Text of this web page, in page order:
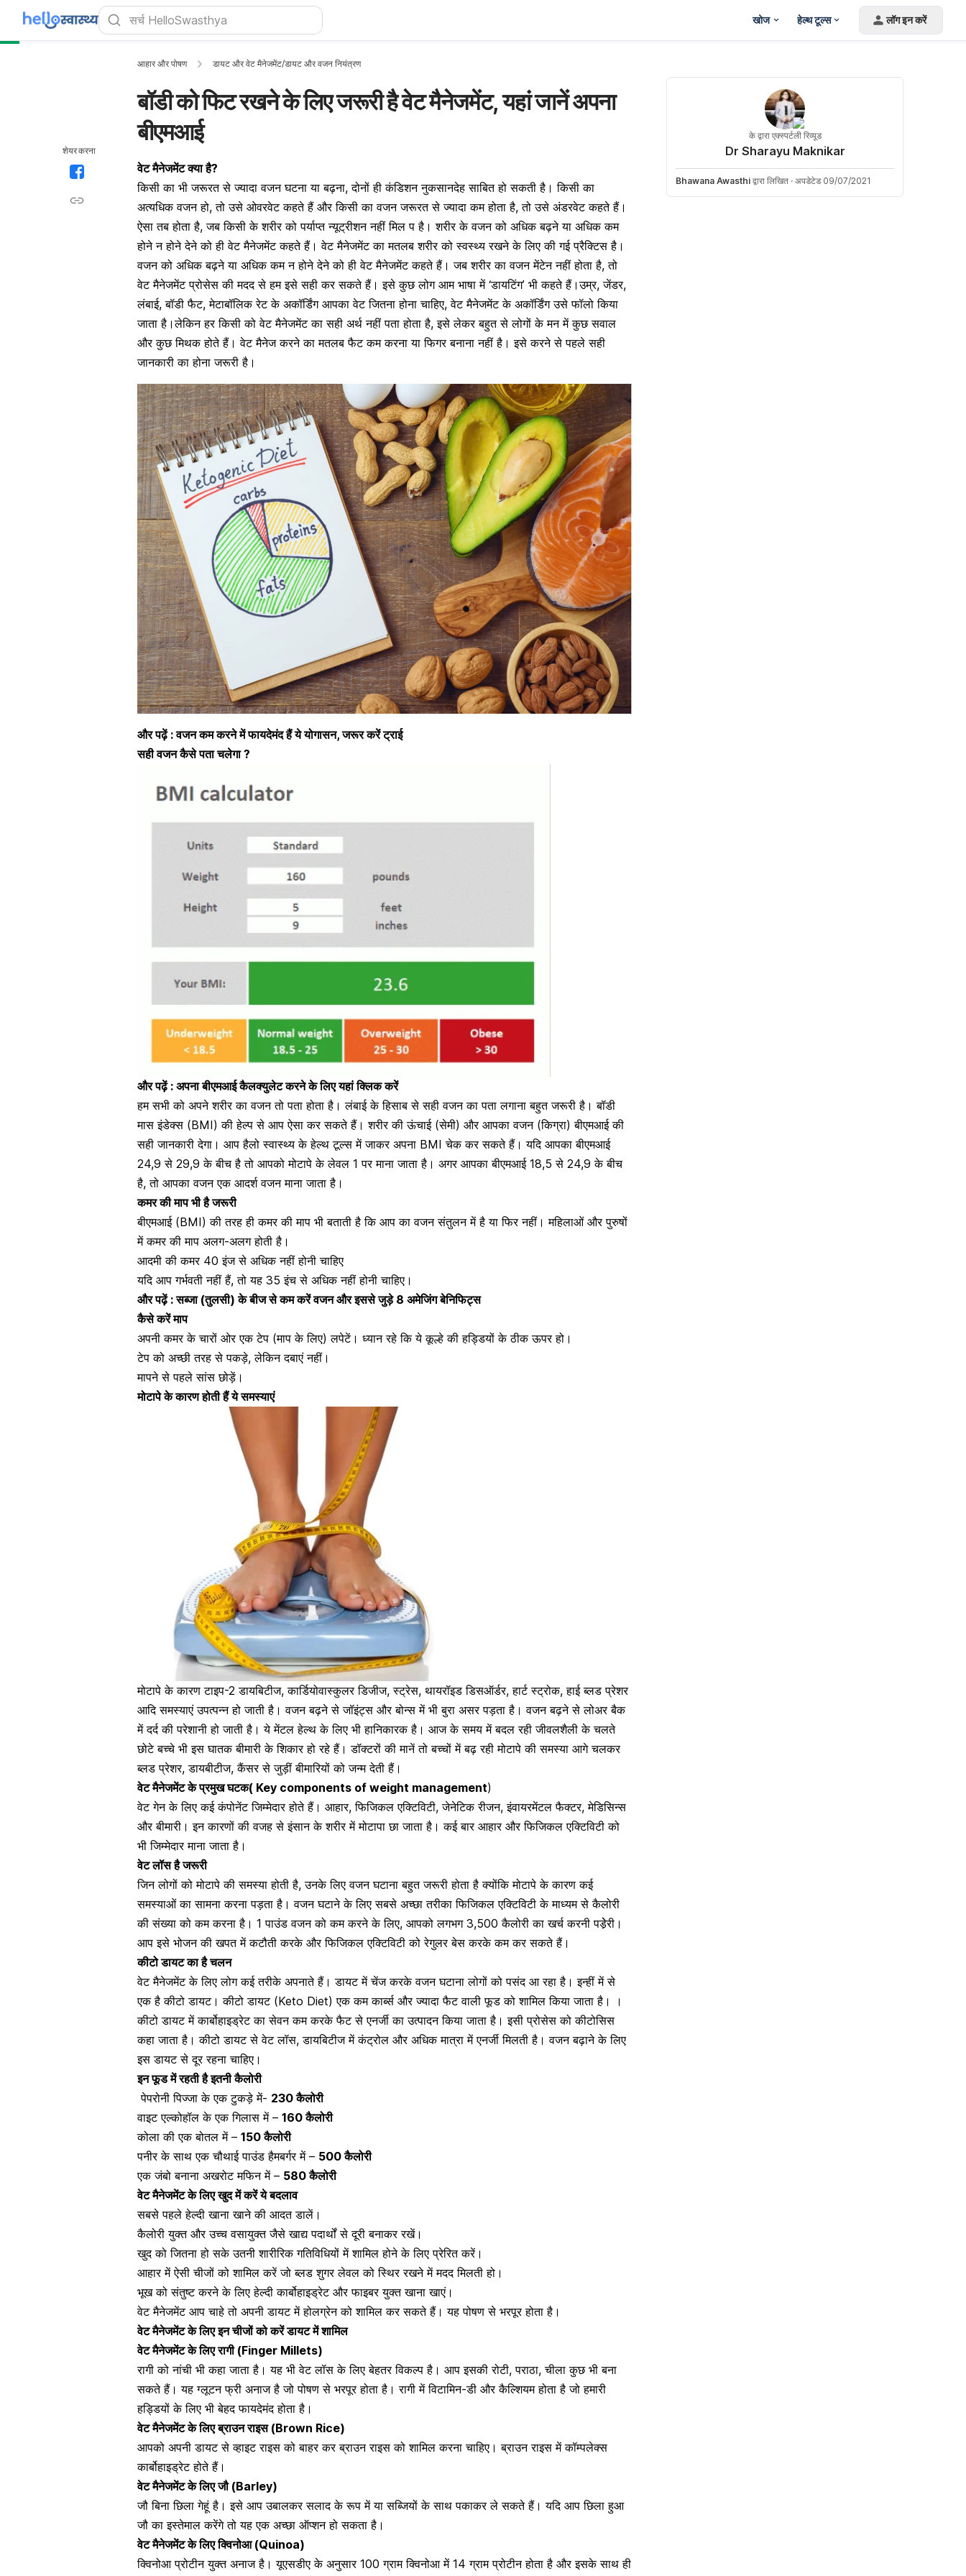
खोज हेल्थ टूल्स लॉग इन करें
शेयर करना
आहार और पोषण डायट और वेट मैनेजमेंट/डायट और वजन नियंत्रण
बॉडी को फिट रखने के लिए जरूरी है वेट मैनेजमेंट, यहां जानें अपना
बीएमआई
वेट मैनेजमेंट क्या है?
किसी का भी जरूरत से ज्यादा वजन घटना या बढ़ना, दोनों ही कंडिशन नुकसानदेह साबित हो सकती है। किसी का
अत्यधिक वजन हो, तो उसे ओवरवेट कहते हैं और किसी का वजन जरूरत से ज्यादा कम होता है, तो उसे अंडरवेट कहते हैं।
ऐसा तब होता है, जब किसी के शरीर को पर्याप्त न्यूट्रीशन नहीं मिल प है। शरीर के वजन को अधिक बढ़ने या अधिक कम
होने न होने देने को ही वेट मैनेजमेंट कहते हैं। वेट मैनेजमेंट का मतलब शरीर को स्वस्थ्य रखने के लिए की गई प्रैक्टिस है।
वजन को अधिक बढ़ने या अधिक कम न होने देने को ही वेट मैनेजमेंट कहते हैं। जब शरीर का वजन मेंटेन नहीं होता है, तो
वेट मैनेजमेंट प्रोसेस की मदद से हम इसे सही कर सकते हैं। इसे कुछ लोग आम भाषा में ‘डायटिंग’ भी कहते हैं।उम्र, जेंडर,
लंबाई, बॉडी फैट, मेटाबॉलिक रेट के अकॉर्डिंग आपका वेट जितना होना चाहिए, वेट मैनेजमेंट के अकॉर्डिंग उसे फॉलो किया
जाता है।लेकिन हर किसी को वेट मैनेजमेंट का सही अर्थ नहीं पता होता है, इसे लेकर बहुत से लोगों के मन में कुछ सवाल
और कुछ मिथक होते हैं। वेट मैनेज करने का मतलब फैट कम करना या फिगर बनाना नहीं है। इसे करने से पहले सही
जानकारी का होना जरूरी है।
और पढ़ें :वजन कम करने में फायदेमंद हैं ये योगासन, जरूर करें ट्राई
सही वजन कैसे पता चलेगा ?
और पढ़ें : अपना बीएमआई कैलक्युलेट करने के लिए यहां क्लिक करें
हम सभी को अपने शरीर का वजन तो पता होता है। लंबाई के हिसाब से सही वजन का पता लगाना बहुत जरूरी है।बॉडी
मास इंडेक्स (BMI) की हेल्प से आप ऐसा कर सकते हैं। शरीर की ऊंचाई (सेमी) और आपका वजन (किग्रा) बीएमआई की
सही जानकारी देगा। आप हैलो स्वास्थ्य के हेल्थ टूल्स में जाकर अपना BMI चेक कर सकते हैं। यदि आपका बीएमआई
24,9 से 29,9 के बीच है तो आपकोमोटापे के लेवल 1 पर माना जाता है। अगर आपका बीएमआई 18,5 से 24,9 के बीच
है, तो आपका वजन एक आदर्श वजन माना जाता है।
कमर की माप भी है जरूरी
बीएमआई (BMI) की तरह ही कमर की माप भी बताती है कि आप का वजन संतुलन में है या फिर नहीं। महिलाओं और पुरुषों
में कमर की माप अलग-अलग होती है।
आदमी की कमर 40 इंज से अधिक नहीं होनी चाहिए
यदि आपगर्भवती नहीं हैं, तो यह 35 इंच से अधिक नहीं होनी चाहिए।
और पढ़ें :सब्जा (तुलसी) के बीज से कम करें वजन और इससे जुड़े 8 अमेजिंग बेनिफिट्स
कैसे करें माप
अपनी कमर के चारों ओर एक टेप (माप के लिए) लपेटें। ध्यान रहे कि ये कूल्हे की हड्डियों के ठीक ऊपर हो।
टेप को अच्छी तरह से पकड़े, लेकिन दबाएं नहीं।
मापने से पहले सांस छोड़ें।
मोटापे के कारण होती हैं ये समस्याएं
मोटापे के कारणटाइप-2 डायबिटीज, कार्डियोवास्कुलर डिजीज, स्ट्रेस, थायरॉइड डिसऑर्डर, हार्ट स्ट्रोक,हाई ब्लड प्रेशर
आदि समस्याएं उपत्पन्न हो जाती है। वजन बढ़ने से जॉइंट्स और बोन्स में भी बुरा असर पड़ता है। वजन बढ़ने से लोअर बैक
में दर्द की परेशानी हो जाती है। ये मेंटल हेल्थ के लिए भी हानिकारक है। आज के समय में बदल रही जीवलशैली के चलते
छोटे बच्चे भी इस घातक बीमारी के शिकार हो रहे हैं। डॉक्टरों की मानें तो बच्चों में बढ़ रही मोटापे की समस्या आगे चलकर
ब्लड प्रेशर, डायबीटीज, कैंसर से जुड़ीं बीमारियों को जन्म देती हैं।
वेट मैनेजमेंट के प्रमुख घटक( Key components of weight management)
वेट गेन के लिए कई कंपोनेंट जिम्मेदार होते हैं। आहार, फिजिकल एक्टिविटी, जेनेटिक रीजन, इंवायरमेंटल फैक्टर, मेडिसिन्स
और बीमारी। इन कारणों की वजह से इंसान के शरीर में मोटापा छा जाता है। कई बार आहार और फिजिकल एक्टिविटी को
भी जिम्मेदार माना जाता है।
वेट लॉस है जरूरी
जिन लोगों को मोटापे की समस्या होती है, उनके लिएवजन घटाना बहुत जरूरी होता है क्योंकि मोटापे के कारण कई
समस्याओं का सामना करना पड़ता है। वजन घटाने के लिए सबसे अच्छा तरीका फिजिकल एक्टिविटी के माध्यम से कैलोरी
की संख्या को कम करना है। 1 पाउंड वजन को कम करने के लिए, आपको लगभग 3,500 कैलोरी का खर्च करनी पडे़ेरी।
आप इसे भोजन की खपत में कटौती करके और फिजिकल एक्टिविटी को रेगुलर बेस करके कम कर सकते हैं।
कीटो डायटका है चलन
वेट मैनेजमेंट के लिए लोग कई तरीके अपनाते हैं।डायट में चेंजकरके वजन घटाना लोगों को पसंद आ रहा है। इन्हीं में से
एक है कीटो डायट। कीटो डायट (Keto Diet) एक कम कार्ब्स और ज्यादा फैट वाली फूड को शामिल किया जाता है। ।
कीटो डायट में कार्बोहाइड्रेट का सेवन कम करके फैट से एनर्जी का उत्पादन किया जाता है। इसी प्रोसेस को कीटोसिस
कहा जाता है। कीटो डायट से वेट लॉस, डायबिटीज में कंट्रोल और अधिक मात्रा में एनर्जी मिलती है। वजन बढ़ाने के लिए
इस डायट से दूर रहना चाहिए।
इन फूड में रहती है इतनी कैलोरी
पेपरोनी पिज्जा के एक टुकड़े में- 230 कैलोरी
वाइट एल्कोहॉल के एक गिलास में – 160 कैलोरी
कोला की एक बोतल में – 150 कैलोरी
पनीर के साथ एक चौथाई पाउंड हैमबर्गर में – 500 कैलोरी
एक जंबो बनाना अखरोट मफिन में – 580 कैलोरी
वेट मैनेजमेंट के लिए खुद में करें ये बदलाव
सबसे पहले हेल्दी खाना खाने की आदत डालें।
कैलोरी युक्त और उच्च वसायुक्त जैसे खाद्य पदार्थों से दूरी बनाकर रखें।
खुद को जितना हो सके उतनी शारीरिक गतिविधियों में शामिल होने के लिए प्रेरित करें।
आहार में ऐसी चीजों को शामिल करें जो ब्लड शुगर लेवल को स्थिर रखने में मदद मिलती हो।
भूख को संतुष्ट करने के लिए हेल्दी कार्बोहाइड्रेट और फाइबर युक्त खाना खाएं।
वेट मैनेजमेंट आप चाहे तो अपनी डायट में होलग्रेन को शामिल कर सकते हैं। यह पोषण से भरपूर होता है।
वेट मैनेजमेंट के लिए इन चीजों को करें डायट में शामिल
वेट मैनेजमेंट के लिएरागी(Finger Millets)
रागी को नांची भी कहा जाता है। यह भी वेट लॉस के लिए बेहतर विकल्प है। आप इसकी रोटी, पराठा, चीला कुछ भी बना
सकते हैं। यह ग्लूटन फ्री अनाज है जो पोषण से भरपूर होता है। रागी मेंविटामिन-डी औरकैल्शियमहोता है जो हमारी
हड्डियों के लिए भी बेहद फायदेमंद होता है।
वेट मैनेजमेंट के लिएब्राउन राइस(Brown Rice)
आपको अपनी डायट से व्हाइट राइस को बाहर कर ब्राउन राइस को शामिल करना चाहिए। ब्राउन राइस में कॉम्पलेक्स
कार्बोहाइड्रेट होते हैं।
वेट मैनेजमेंट के लिएजौ(Barley)
जौ बिना छिला गेहूं है। इसे आप उबालकर सलाद के रूप में या सब्जियों के साथ पकाकर ले सकते हैं। यदि आप छिला हुआ
जौ का इस्तेमाल करेंगे तो यह एक अच्छा ऑप्शन हो सकता है।
वेट मैनेजमेंट के लिएक्विनोआ(Quinoa)
क्विनोआप्रोटीनयुक्त अनाज है। यूएसडीए के अनुसार 100 ग्राम क्विनोआ में 14 ग्राम प्रोटीन होता है और इसके साथ ही
के द्वारा एक्स्पर्टली रिव्यूड
Dr Sharayu Maknikar
Bhawana Awasthi द्वारा लिखित · अपडेटेड 09/07/2021